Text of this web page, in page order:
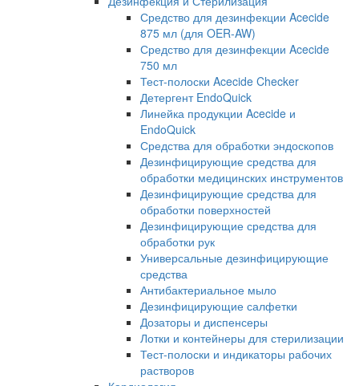
Средство для дезинфекции Acecide
875 мл (для OER-AW)
Средство для дезинфекции Acecide
750 мл
Тест-полоски Acecide Checker
Детергент EndoQuick
Линейка продукции Acecide и
EndoQuick
Средства для обработки эндоскопов
Дезинфицирующие средства для
обработки медицинских инструментов
Дезинфицирующие средства для
обработки поверхностей
Дезинфицирующие средства для
обработки рук
Универсальные дезинфицирующие
средства
Антибактериальное мыло
Дезинфицирующие салфетки
Дозаторы и диспенсеры
Лотки и контейнеры для стерилизации
Тест-полоски и индикаторы рабочих
растворов